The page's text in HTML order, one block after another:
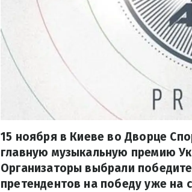
15 ноября в Киеве во Дворце
главную музыкальную премию
Организаторы выбрали
претендентов на победу уже на